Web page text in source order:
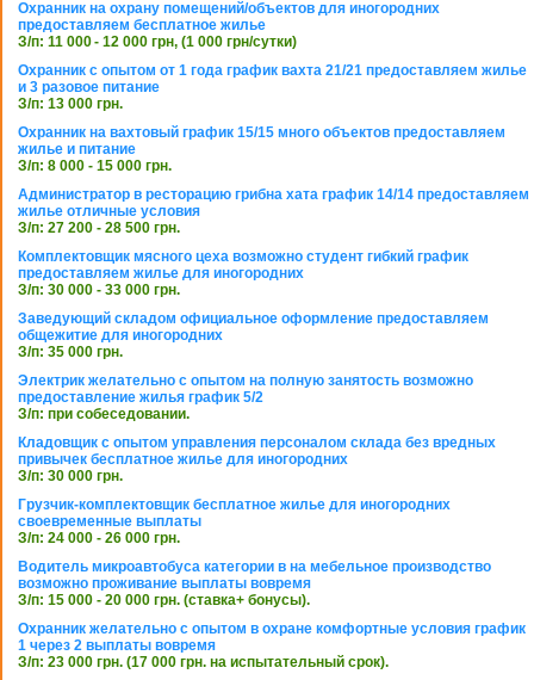
Охранник на охрану помещений/объектов для иногородних
предоставляем бесплатное жилье
З/п: 11 000 - 12 000 грн, (1 000 грн/сутки)
Охранник с опытом от 1 года график вахта 21/21 предоставляем жилье
и 3 разовое питание
З/п: 13 000 грн.
Охранник на вахтовый график 15/15 много объектов предоставляем
жилье и питание
З/п: 8 000 - 15 000 грн.
Администратор в ресторацию грибна хата график 14/14 предоставляем
жилье отличные условия
З/п: 27 200 - 28 500 грн.
Комплектовщик мясного цеха возможно студент гибкий график
предоставляем жилье для иногородних
З/п: 30 000 - 33 000 грн.
Заведующий складом официальное оформление предоставляем
общежитие для иногородних
З/п: 35 000 грн.
Электрик желательно с опытом на полную занятость возможно
предоставление жилья график 5/2
З/п: при собеседовании.
Кладовщик с опытом управления персоналом склада без вредных
привычек бесплатное жилье для иногородних
З/п: 30 000 грн.
Грузчик-комплектовщик бесплатное жилье для иногородних
своевременные выплаты
З/п: 24 000 - 26 000 грн.
Водитель микроавтобуса категории в на мебельное производство
возможно проживание выплаты вовремя
З/п: 15 000 - 20 000 грн. (ставка+ бонусы).
Охранник желательно с опытом в охране комфортные условия график
1 через 2 выплаты вовремя
З/п: 23 000 грн. (17 000 грн. на испытательный срок).